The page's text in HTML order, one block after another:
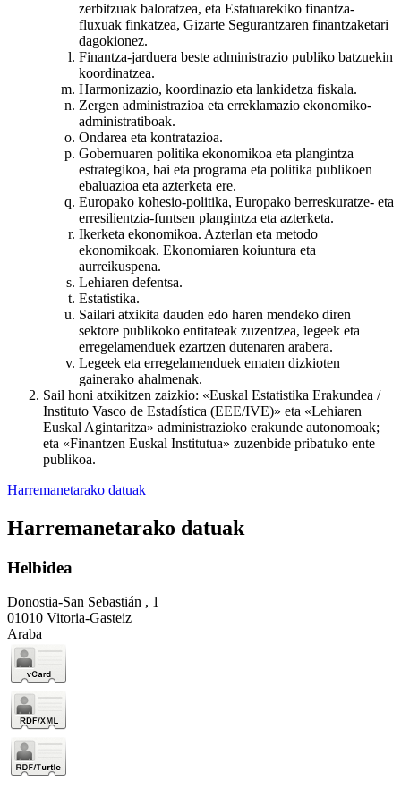
zerbitzuak baloratzea, eta Estatuarekiko finantza-
fluxuak finkatzea, Gizarte Segurantzaren finantzaketari
dagokionez.
Finantza-jarduera beste administrazio publiko batzuekin
koordinatzea.
Harmonizazio, koordinazio eta lankidetza fiskala.
Zergen administrazioa eta erreklamazio ekonomiko-
administratiboak.
Ondarea eta kontratazioa.
Gobernuaren politika ekonomikoa eta plangintza
estrategikoa, bai eta programa eta politika publikoen
ebaluazioa eta azterketa ere.
Europako kohesio-politika, Europako berreskuratze- eta
erresilientzia-funtsen plangintza eta azterketa.
Ikerketa ekonomikoa. Azterlan eta metodo
ekonomikoak. Ekonomiaren koiuntura eta
aurreikuspena.
Lehiaren defentsa.
Estatistika.
Sailari atxikita dauden edo haren mendeko diren
sektore publikoko entitateak zuzentzea, legeek eta
erregelamenduek ezartzen dutenaren arabera.
Legeek eta erregelamenduek ematen dizkioten
gainerako ahalmenak.
Sail honi atxikitzen zaizkio: «Euskal Estatistika Erakundea /
Instituto Vasco de Estadística (EEE/IVE)» eta «Lehiaren
Euskal Agintaritza» administrazioko erakunde autonomoak;
eta «Finantzen Euskal Institutua» zuzenbide pribatuko ente
publikoa.
Harremanetarako datuak
Harremanetarako datuak
Helbidea
Donostia-San Sebastián , 1
01010 Vitoria-Gasteiz
Araba